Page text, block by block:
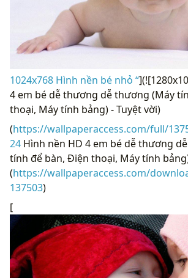
1024x768 Hình nền bé nhỏ “
4 em bé dễ thương dễ thương (Máy
thoại, Máy tính bảng) - Tuyệt vời)
(https://wallpaperaccess.com/full/
24 Hình nền HD 4 em bé dễ thương
tính để bàn, Điện thoại, Máy tính
(https://wallpaperaccess.com/
137503)
[